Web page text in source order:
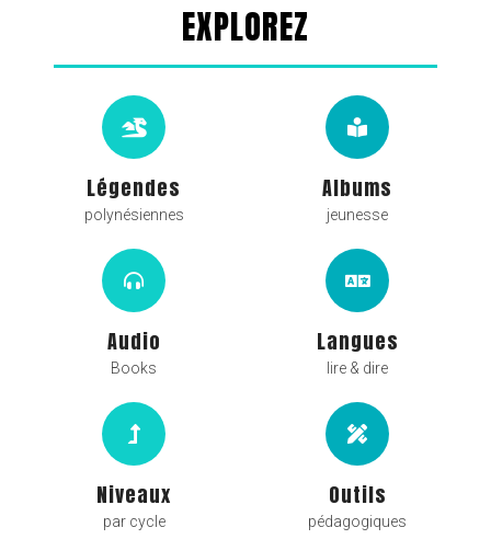
EXPLOREZ
Légendes
polynésiennes
Albums
jeunesse
Audio
Books
Langues
lire & dire
Niveaux
par cycle
Outils
pédagogiques